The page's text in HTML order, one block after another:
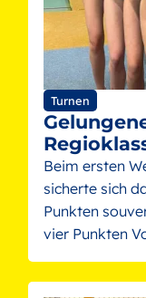
Turnen
Beim ersten
sicherte sich
Punkten
vier Punkten